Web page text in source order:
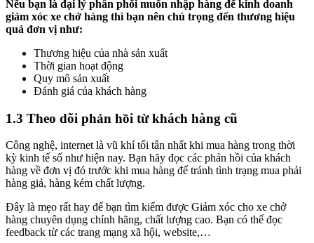
Nếu bạn là đại lý phân phối muốn nhập hàng để kinh doanh
giảm xóc xe chở hàng thì bạn nên chú trọng đến thương hiệu
quả đơn vị như:
Thương hiệu của nhà sản xuất
Thời gian hoạt động
Quy mô sản xuất
Đánh giá của khách hàng
1.3 Theo dõi phản hồi từ khách hàng cũ
Công nghệ, internet là vũ khí tối tân nhất khi mua hàng trong thời
kỳ kinh tế số như hiện nay. Bạn hãy đọc các phản hồi của khách
hàng về đơn vị đó trước khi mua hàng để tránh tình trạng mua phải
hàng giả, hàng kém chất lượng.
Đây là mẹo rất hay để bạn tìm kiếm được Giảm xóc cho xe chở
hàng chuyên dụng chính hãng, chất lượng cao. Bạn có thể đọc
feedback từ các trang mạng xã hội, website,…